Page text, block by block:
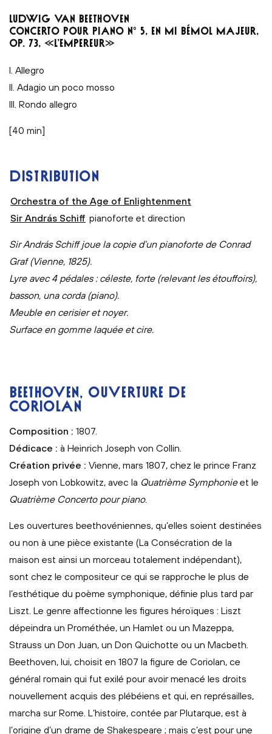
LUDWIG VAN BEETHOVEN
CONCERTO POUR PIANO N° 5, EN MI BÉMOL MAJEUR,
OP. 73, «L’EMPEREUR»
I. Allegro
II. Adagio un poco mosso
III. Rondo allegro
[40 min]
DISTRIBUTION
Orchestra of the Age of Enlightenment
Sir András Schiff pianoforte et direction
Sir András Schiff joue la copie d’un pianoforte de Conrad
Graf (Vienne, 1825).
Lyre avec 4 pédales : céleste, forte (relevant les étouffoirs),
basson, una corda (piano).
Meuble en cerisier et noyer.
Surface en gomme laquée et cire.
BEETHOVEN, OUVERTURE DE
CORIOLAN
Composition : 1807.
Dédicace : à Heinrich Joseph von Collin.
Création privée : Vienne, mars 1807, chez le prince Franz
Joseph von Lobkowitz, avec la Quatrième Symphonieet le
Quatrième Concerto pour piano.
Les ouvertures beethovéniennes, qu’elles soient destinées
ou non à une pièce existante (La Consécration de la
maison est ainsi un morceau totalement indépendant),
sont chez le compositeur ce qui se rapproche le plus de
l’esthétique du poème symphonique, définie plus tard par
Liszt. Le genre affectionne les figures héroïques : Liszt
dépeindra un Prométhée, un Hamlet ou un Mazeppa,
Strauss un Don Juan, un Don Quichotte ou un Macbeth.
Beethoven, lui, choisit en 1807 la figure de Coriolan, ce
général romain qui fut exilé pour avoir menacé les droits
nouvellement acquis des plébéiens et qui, en représailles,
marcha sur Rome. L’histoire, contée par Plutarque, est à
l’origine d’un drame de Shakespeare ; mais c’est pour une